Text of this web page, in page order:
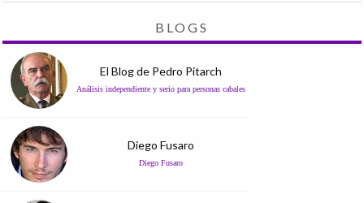
BLOGS
El Blog de Pedro Pitarch
Análisis independiente y serio para personas cabales
Diego Fusaro
Diego Fusaro